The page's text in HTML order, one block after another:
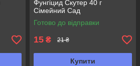
Фунгіцид Скутер 40 г
Сімейний Сад
Готово до відправки
15 ₴ 21 ₴
Купити